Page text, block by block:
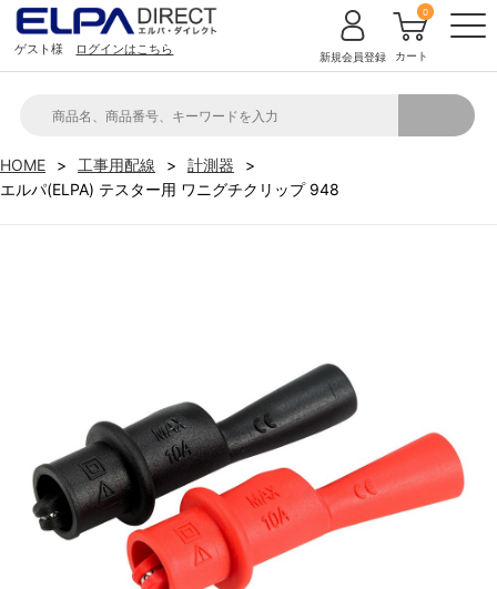
ゲスト様 ログインはこちら 新規会員登録 カート
0
HOME 工事用配線
計測器
エルパ(ELPA) テスター用 ワニグチクリップ 948